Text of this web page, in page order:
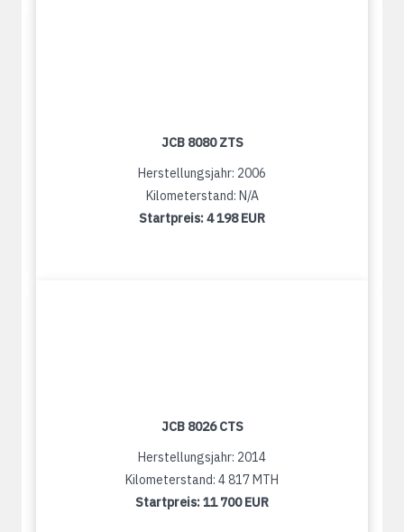
JCB 8080 ZTS
Herstellungsjahr: 2006
Kilometerstand: N/A
Startpreis:4 198 EUR
JCB 8026 CTS
Herstellungsjahr: 2014
Kilometerstand: 4 817 MTH
Startpreis:11 700 EUR